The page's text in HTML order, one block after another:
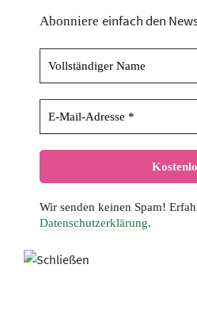
Abonniere einfach den
Wir senden keinen Spam!
Datenschutzerklärung.